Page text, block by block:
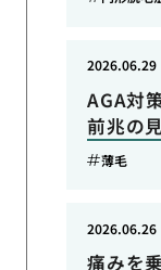
AGA対
前兆の
2026.06.29
薄毛
痛みを
2026.06.26